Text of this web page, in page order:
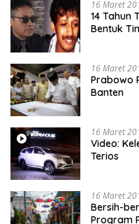
16 Maret
14 Tahun
Bentuk
16 Maret
Prabowo
Banten
16 Maret
Video:
Terios
16 Maret
Bersih-
Program